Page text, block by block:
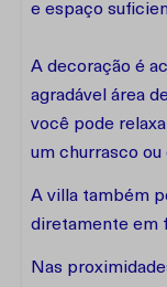
e espaço
A decoração é
agradável área
você pode
um churrasco
A villa também
diretamente em
Nas